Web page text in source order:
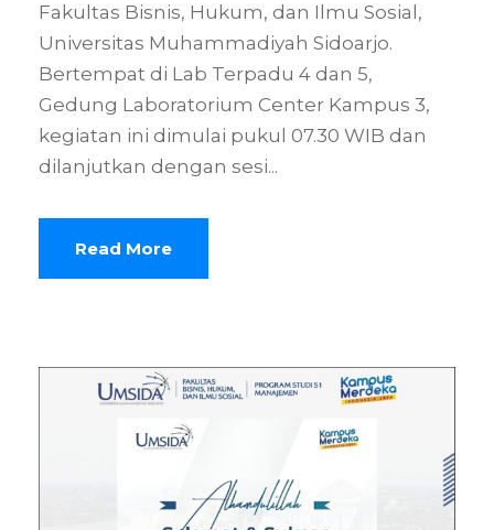
Fakultas Bisnis, Hukum, dan Ilmu Sosial,
Universitas Muhammadiyah Sidoarjo.
Bertempat di Lab Terpadu 4 dan 5,
Gedung Laboratorium Center Kampus 3,
kegiatan ini dimulai pukul 07.30 WIB dan
dilanjutkan dengan sesi...
Read More